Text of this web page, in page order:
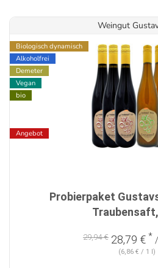
Weingut
Biologisch dynamisch
Alkoholfrei
Demeter
Vegan
bio
Angebot
Probierpaket
29,94 € 28,79 € *
(6,86 € / 1 l)